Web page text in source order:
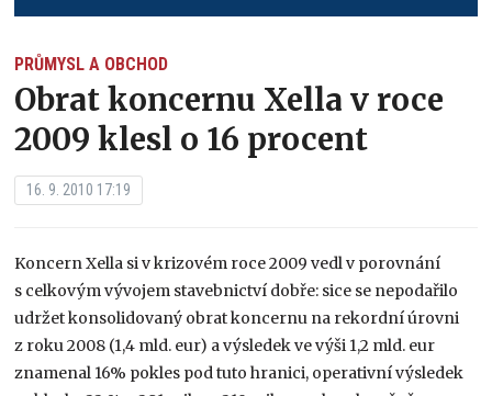
PRŮMYSL A OBCHOD
Obrat koncernu Xella v roce
2009 klesl o 16 procent
16. 9. 2010 17:19
Koncern Xella si v krizovém roce 2009 vedl v porovnání
s celkovým vývojem stavebnictví dobře: sice se nepodařilo
udržet konsolidovaný obrat koncernu na rekordní úrovni
z roku 2008 (1,4 mld. eur) a výsledek ve výši 1,2 mld. eur
znamenal 16% pokles pod tuto hranici, operativní výsledek